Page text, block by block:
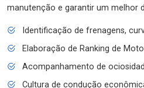
manutenção e garantir um melhor
Identificação de frenagens,
Elaboração de Ranking de
Acompanhamento de
Cultura de condução